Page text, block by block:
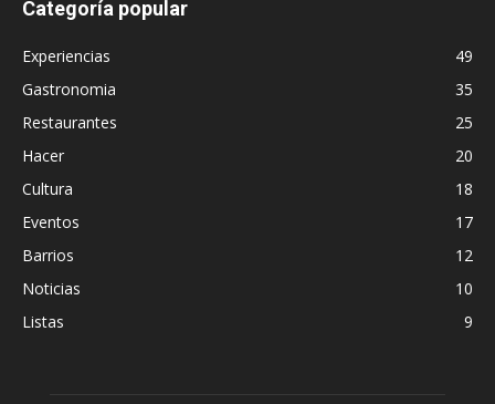
Categoría popular
Experiencias
49
Gastronomia
35
Restaurantes
25
Hacer
20
Cultura
18
Eventos
17
Barrios
12
Noticias
10
Listas
9